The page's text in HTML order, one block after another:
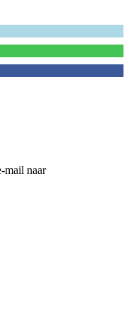
mail naar